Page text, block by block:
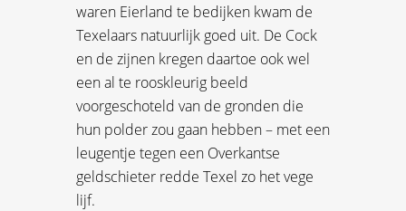
waren Eierland te bedijken kwam de
Texelaars natuurlijk goed uit. De Cock
en de zijnen kregen daartoe ook wel
een al te rooskleurig beeld
voorgeschoteld van de gronden die
hun polder zou gaan hebben – met een
leugentje tegen een Overkantse
geldschieter redde Texel zo het vege
lijf.